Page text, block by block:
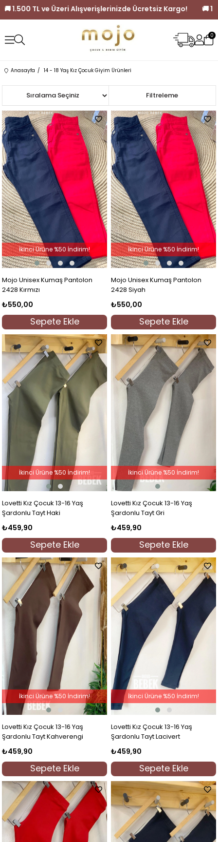
ve Üzeri Alışverişlerinizde Ücretsiz Kargo!🚚 1.500 TL ve
0
Anasayfa 14 - 18 Yaş Kız Çocuk Giyim Ürünleri
Filtreleme
Sıralama
Mojo Unisex Kumaş Pantolon
2428 Kırmızı
₺550,00
Sepete Ekle
İkinci Ürüne %50 İndirim!
Mojo Unisex Kumaş Pantolon
2428 Siyah
₺550,00
Sepete Ekle
İkinci Ürüne %50 İndirim!
Lovetti Kız Çocuk 13-16 Yaş
Şardonlu Tayt Haki
₺459,90
Sepete Ekle
İkinci Ürüne %50 İndirim!
Lovetti Kız Çocuk 13-16 Yaş
Şardonlu Tayt Gri
₺459,90
Sepete Ekle
İkinci Ürüne %50 İndirim!
Lovetti Kız Çocuk 13-16 Yaş
Şardonlu Tayt Kahverengi
₺459,90
Sepete Ekle
İkinci Ürüne %50 İndirim!
Lovetti Kız Çocuk 13-16 Yaş
Şardonlu Tayt Lacivert
₺459,90
Sepete Ekle
İkinci Ürüne %50 İndirim!